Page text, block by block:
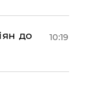
до
10:19